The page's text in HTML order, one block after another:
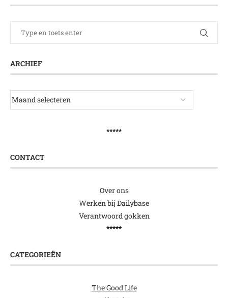
ARCHIEF
*****
CONTACT
Over ons
Werken bij Dailybase
Verantwoord gokken
*****
CATEGORIEËN
The Good Life